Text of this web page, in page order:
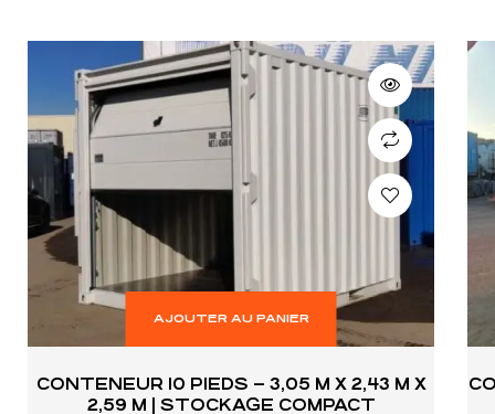
AJOUTER AU PANIER
CONTENEUR 10 PIEDS – 3,05 M X 2,43 M X
2,59 M | STOCKAGE COMPACT